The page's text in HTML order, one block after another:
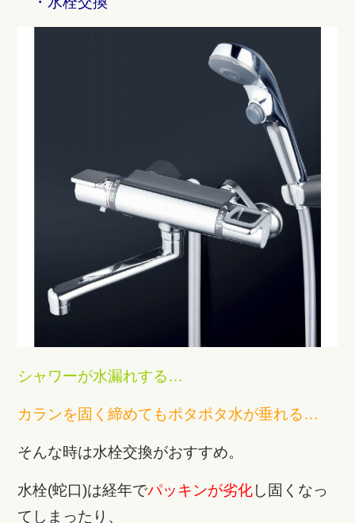
シャワーが水漏れする…
カランを固く締めてもポタポタ水が垂れる…
そんな時は水栓交換がおすすめ。
水栓(蛇口)は経年でパッキンが劣化し固くなっ
てしまったり、